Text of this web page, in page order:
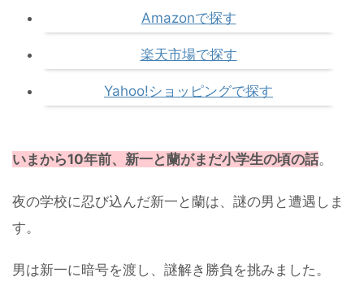
Amazonで探す
楽天市場で探す
Yahoo!ショッピングで探す
いまから10年前、新一と蘭がまだ小学生の頃の話。
夜の学校に忍び込んだ新一と蘭は、謎の男と遭遇しま
す。
男は新一に暗号を渡し、謎解き勝負を挑みました。